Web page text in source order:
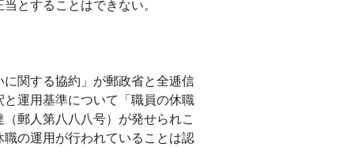
とすることはできない。
関する協約」が郵政省と全逓信
運用基準について「職員の休職
郵人第八八八号）が発せられこ
の運用が行われていることは認